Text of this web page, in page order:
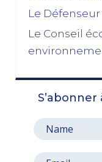
les socialistes
mêmes »
03/11/2025
Le prix à
13/10/2025
Le pari de
résignation
Le
Le Conseil